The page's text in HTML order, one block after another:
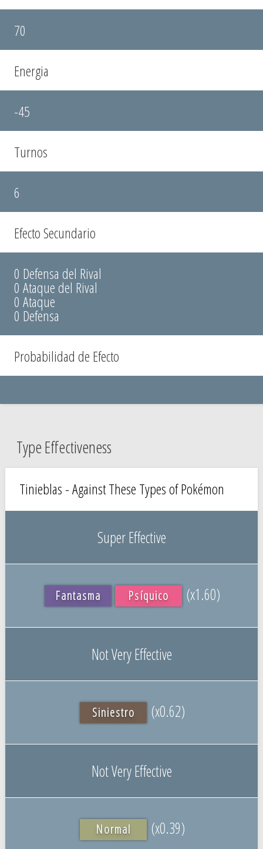
70
Energia
-45
Turnos
6
Efecto Secundario
0 Defensa del Rival
0 Ataque del Rival
0 Ataque
0 Defensa
Probabilidad de Efecto
Type Effectiveness
Tinieblas - Against These Types of Pokémon
Super Effective
Fantasma Psíquico (x1.60)
Not Very Effective
Siniestro (x0.62)
Not Very Effective
Normal (x0.39)